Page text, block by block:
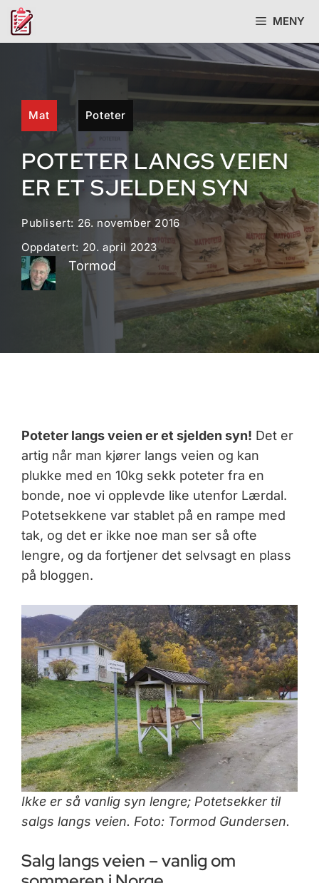
Hopp
MENY
Mat Poteter
POTETER LANGS VEIEN
ER ET SJELDEN SYN
Publisert: 26. november 2016
Oppdatert: 20. april 2023
Tormod
Poteter langs veien er et sjelden syn! Det er
artig når man kjører langs veien og kan
plukke med en 10kg sekk poteter fra en
bonde, noe vi opplevde like utenfor Lærdal.
Potetsekkene var stablet på en rampe med
tak, og det er ikke noe man ser så ofte
lengre, og da fortjener det selvsagt en plass
på bloggen.
Ikke er så vanlig syn lengre; Potetsekker til
salgs langs veien. Foto: Tormod Gundersen.
Salg langs veien – vanlig om